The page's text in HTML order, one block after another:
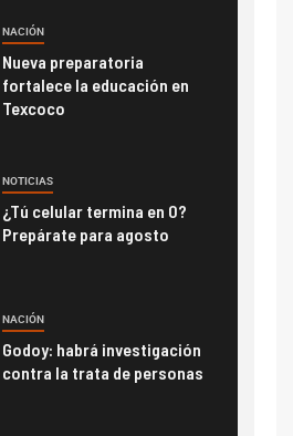
NACIÓN
Nueva preparatoria
fortalece la educación en
Texcoco
NOTICIAS
¿Tú celular termina en 0?
Prepárate para agosto
NACIÓN
Godoy: habrá investigación
contra la trata de personas